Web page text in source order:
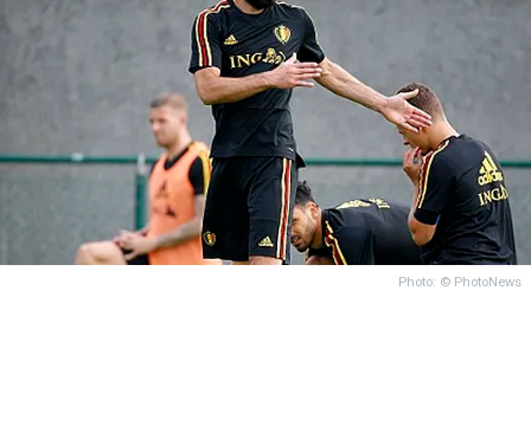
Photo: © PhotoNews